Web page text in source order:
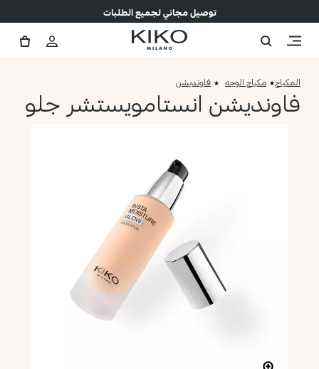
توصيل مجاني لجميع الطلبات
المكياج مكياج الوجه فاونديشن
فاونديشن انستامويستشر جلو